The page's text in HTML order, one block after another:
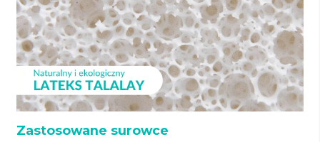
Zastosowane surowce